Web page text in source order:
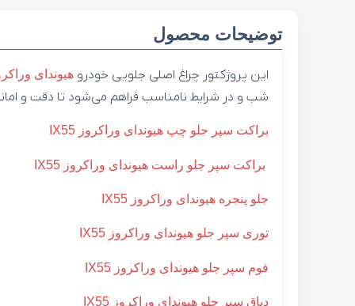
توضیحات محصول
این پروژکتور چراغ اصلی جلویی خودرو هیوندای
شب و در شرایط نامناسب فراهم می‌شود تا دقت و
براکت سپر جلو چپ هیوندای وراکروز IX55
براکت سپر جلو راست هیوندای وراکروز IX55
جلو پنجره هیوندای وراکروز IX55
توری سپر جلو هیوندای وراکروز IX55
فوم سپر جلو هیوندای وراکروز IX55
دیاق سپر جلو هیوندای وراکروز IX55